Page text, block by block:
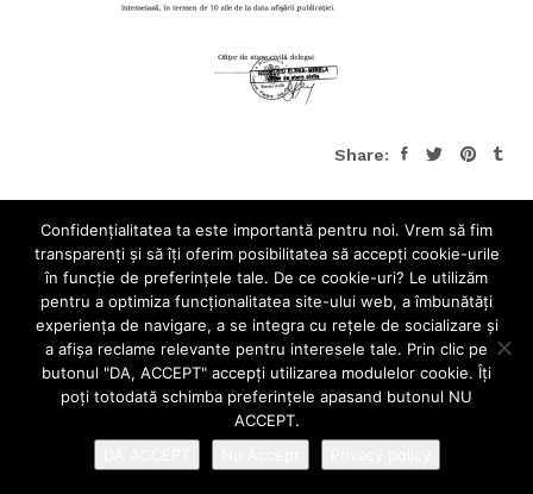
Share:
Confidenţialitatea ta este importantă pentru noi. Vrem să fim
transparenţi și să îţi oferim posibilitatea să accepţi cookie-urile
în funcţie de preferinţele tale. De ce cookie-uri? Le utilizăm
pentru a optimiza funcţionalitatea site-ului web, a îmbunătăţi
experienţa de navigare, a se integra cu reţele de socializare şi
a afişa reclame relevante pentru interesele tale. Prin clic pe
butonul "DA, ACCEPT" accepţi utilizarea modulelor cookie. Îţi
poţi totodată schimba preferinţele apasand butonul NU
ACCEPT.